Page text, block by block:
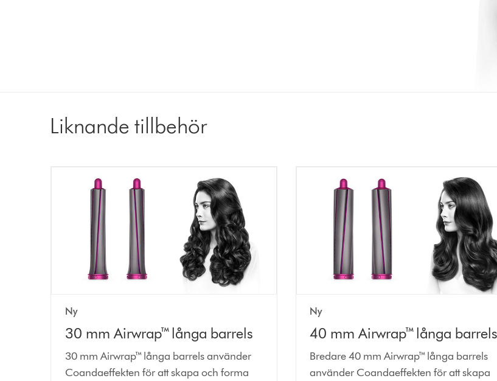
Liknande tillbehör
Ny
30 mm Airwrap™ långa barrels
30 mm Airwrap™ långa barrels använder
Coandaeffekten för att skapa och forma
Ny
40 mm Airwrap™ långa barrels
Bredare 40 mm Airwrap™ långa barrels
använder Coandaeffekten för att skapa